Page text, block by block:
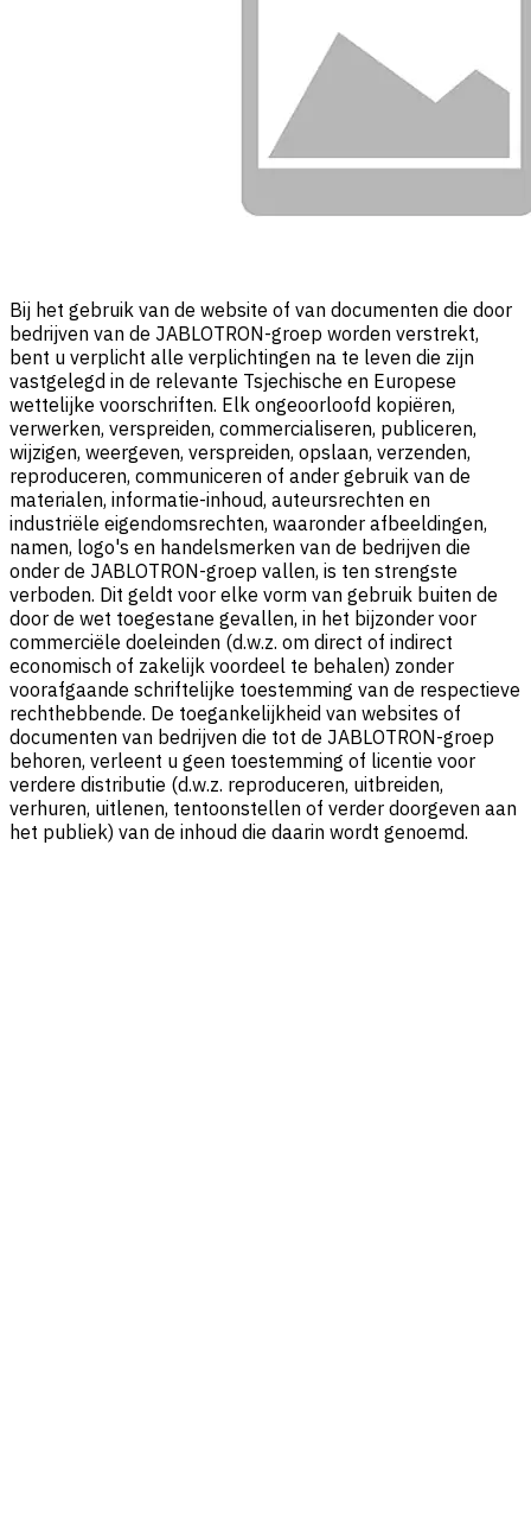
Bij het gebruik van de website of van documenten die door
bedrijven van de JABLOTRON-groep worden verstrekt,
bent u verplicht alle verplichtingen na te leven die zijn
vastgelegd in de relevante Tsjechische en Europese
wettelijke voorschriften. Elk ongeoorloofd kopiëren,
verwerken, verspreiden, commercialiseren, publiceren,
wijzigen, weergeven, verspreiden, opslaan, verzenden,
reproduceren, communiceren of ander gebruik van de
materialen, informatie-inhoud, auteursrechten en
industriële eigendomsrechten, waaronder afbeeldingen,
namen, logo's en handelsmerken van de bedrijven die
onder de JABLOTRON-groep vallen, is ten strengste
verboden. Dit geldt voor elke vorm van gebruik buiten de
door de wet toegestane gevallen, in het bijzonder voor
commerciële doeleinden (d.w.z. om direct of indirect
economisch of zakelijk voordeel te behalen) zonder
voorafgaande schriftelijke toestemming van de respectieve
rechthebbende. De toegankelijkheid van websites of
documenten van bedrijven die tot de JABLOTRON-groep
behoren, verleent u geen toestemming of licentie voor
verdere distributie (d.w.z. reproduceren, uitbreiden,
verhuren, uitlenen, tentoonstellen of verder doorgeven aan
het publiek) van de inhoud die daarin wordt genoemd.